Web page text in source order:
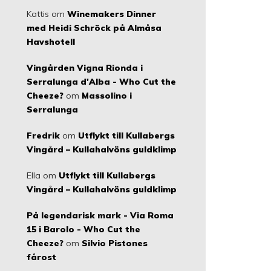
Kattis om Winemakers Dinner
med Heidi Schröck på Almåsa
Havshotell
Vingården Vigna Rionda i
Serralunga d'Alba - Who Cut the
Cheeze? om Massolino i
Serralunga
Fredrik om Utflykt till Kullabergs
Vingård – Kullahalvöns guldklimp
Ella om Utflykt till Kullabergs
Vingård – Kullahalvöns guldklimp
På legendarisk mark - Via Roma
15 i Barolo - Who Cut the
Cheeze? om Silvio Pistones
fårost